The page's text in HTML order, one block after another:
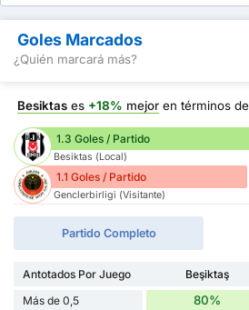
Goles Marcados
¿Quién marcará más?
Besiktas es +18% mejor en términos de
1.3 Goles / Partido
Besiktas (Local)
1.1 Goles / Partido
Genclerbirligi (Visitante)
Partido Completo
Antotados Por Juego Beşiktaş
Más de 0,5
80%